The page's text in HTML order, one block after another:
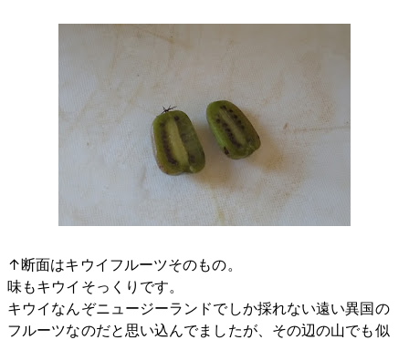
↑断面はキウイフルーツそのもの。
味もキウイそっくりです。
キウイなんぞニュージーランドでしか採れない遠い異国の
フルーツなのだと思い込んでましたが、その辺の山でも似